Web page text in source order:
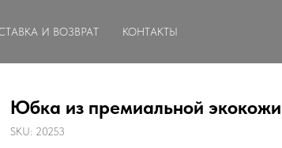
И ВОЗВРАТ КОНТАКТЫ
Юбка из премиальной
SKU: 20253